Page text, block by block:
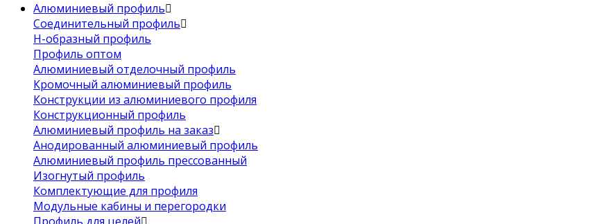
Алюминиевый профиль
Соединительный профиль
Н-образный профиль
Профиль оптом
Алюминиевый отделочный профиль
Кромочный алюминиевый профиль
Конструкции из алюминиевого профиля
Конструкционный профиль
Алюминиевый профиль на заказ
Анодированный алюминиевый профиль
Алюминиевый профиль прессованный
Изогнутый профиль
Комплектующие для профиля
Модульные кабины и перегородки